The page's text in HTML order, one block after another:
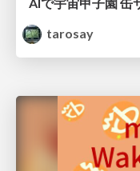
tarosay